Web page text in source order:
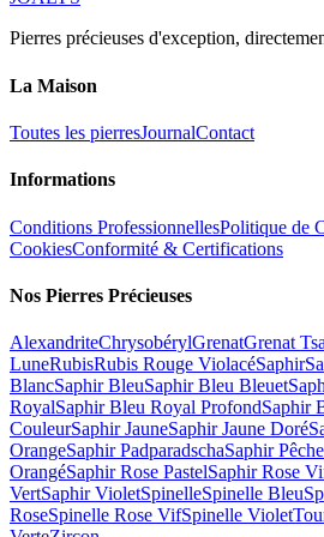
Pierres précieuses d'exception,
La Maison
Toutes les pierresJournalContact
Informations
Conditions ProfessionnellesPolitique de
CookiesConformité & Certifications
Nos Pierres Précieuses
AlexandriteChrysobérylGrenatGrenat
LuneRubisRubis Rouge ViolacéSaphir
BlancSaphir BleuSaphir Bleu Bleuet
RoyalSaphir Bleu Royal ProfondSaphir
CouleurSaphir JauneSaphir Jaune Doré
OrangeSaphir PadparadschaSaphir Pêche
OrangéSaphir Rose PastelSaphir Rose
VertSaphir VioletSpinelleSpinelle Bleu
RoseSpinelle Rose VifSpinelle Violet